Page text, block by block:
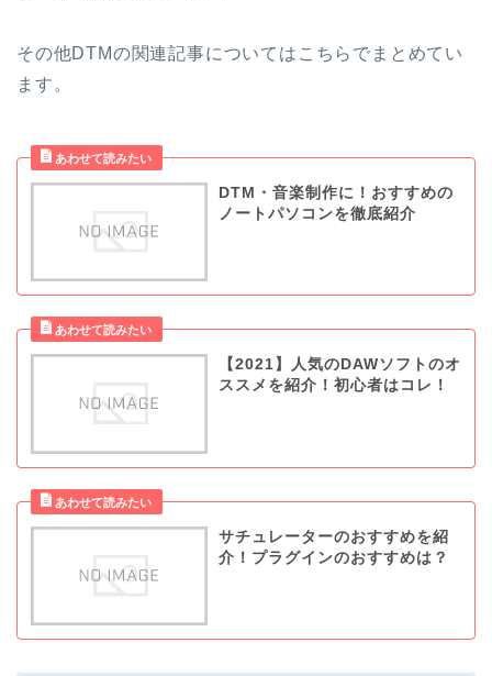
その他DTMの関連記事についてはこちらでまとめてい
ます。
DTM・音楽制作に！おすすめの
ノートパソコンを徹底紹介
【2021】人気のDAWソフトのオ
ススメを紹介！初心者はコレ！
サチュレーターのおすすめを紹
介！プラグインのおすすめは？